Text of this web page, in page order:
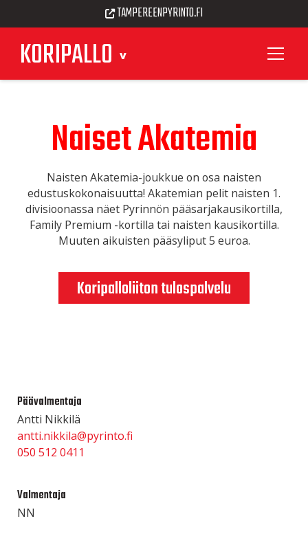
KORIPALLO
TAMPEREENPYRINTO.FI
Naiset Akatemia
Naisten Akatemia-joukkue on osa naisten
edustuskokonaisuutta! Akatemian pelit naisten 1.
divisioonassa näet Pyrinnön pääsarjakausikortilla,
Family Premium -kortilla tai naisten kausikortilla.
Muuten aikuisten pääsyliput 5 euroa.
Koripalloliiton tulospalvelu
Päävalmentaja
Antti Nikkilä
antti.nikkila@pyrinto.fi
050 512 0411
Valmentaja
NN